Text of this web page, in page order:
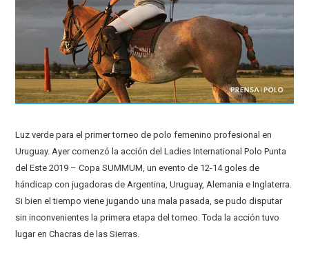
Luz verde para el primer torneo de polo femenino profesional en
Uruguay. Ayer comenzó la acción del Ladies International Polo Punta
del Este 2019 – Copa SUMMUM, un evento de 12-14 goles de
hándicap con jugadoras de Argentina, Uruguay, Alemania e Inglaterra.
Si bien el tiempo viene jugando una mala pasada, se pudo disputar
sin inconvenientes la primera etapa del torneo. Toda la acción tuvo
lugar en Chacras de las Sierras.